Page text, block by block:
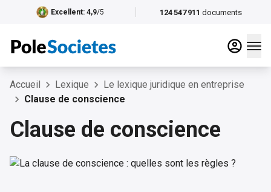
124 547 911 documents
Excellent: 4,9/5
Accueil Lexique
Le lexique juridique en entreprise
Clause de conscience
Clause de conscience